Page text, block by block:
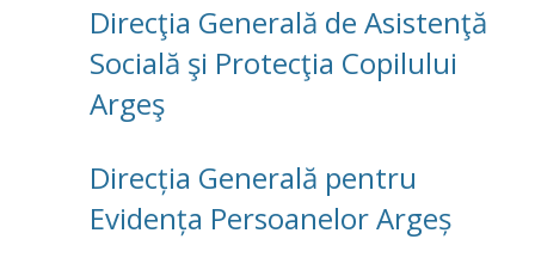
Direcţia Generală de Asistenţă
Socială şi Protecţia Copilului
Argeş
Direcția Generală pentru
Evidența Persoanelor Argeș